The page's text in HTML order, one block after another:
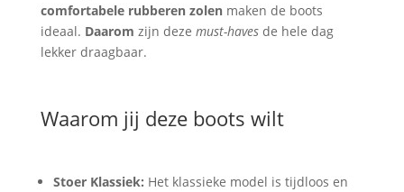
comfortabele rubberen zolenmaken de boots
ideaal. Daarom zijn deze must-havesde hele dag
lekker draagbaar.
Waarom jij deze boots wilt
Stoer Klassiek: Het klassieke model is tijdloos en